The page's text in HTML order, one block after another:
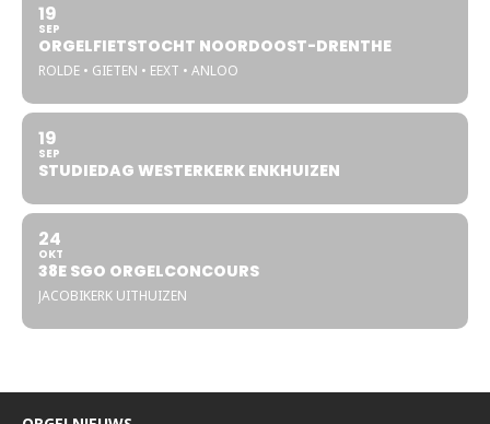
19
SEP
ORGELFIETSTOCHT NOORDOOST-DRENTHE
ROLDE • GIETEN • EEXT • ANLOO
19
SEP
STUDIEDAG WESTERKERK ENKHUIZEN
24
OKT
38E SGO ORGELCONCOURS
JACOBIKERK UITHUIZEN